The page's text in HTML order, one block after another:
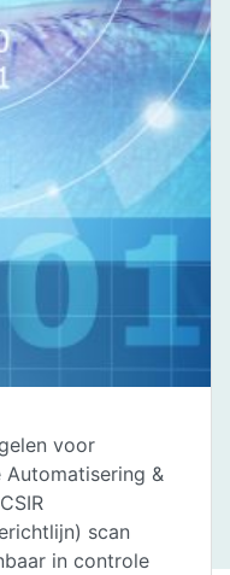
voor
&
scan
in controle